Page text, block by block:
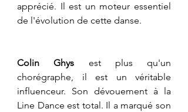
apprécié. Il est un moteur essentiel
de l'évolution de cette danse.
​Colin Ghys est plus qu'un
chorégraphe, il est un véritable
influenceur. Son dévouement à la
Line Dance est total. Il a marqué son